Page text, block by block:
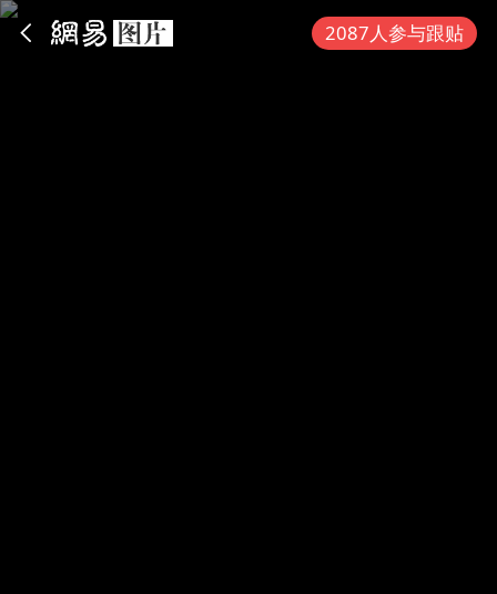
2087人参与跟贴
App内打开